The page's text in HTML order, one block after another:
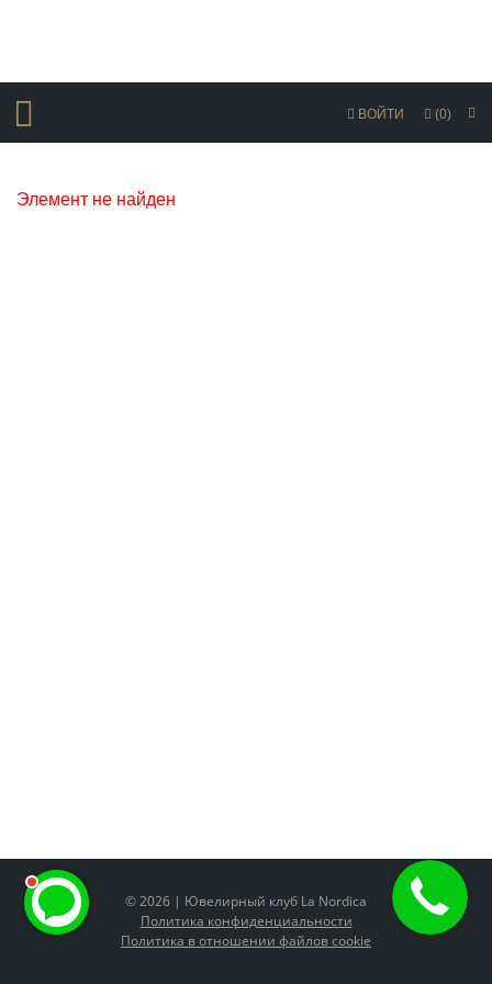
ВОЙТИ (0)
Элемент не найден
© 2026 | Ювелирный клуб La Nordica
Политика конфиденциальности
Политика в отношении файлов cookie